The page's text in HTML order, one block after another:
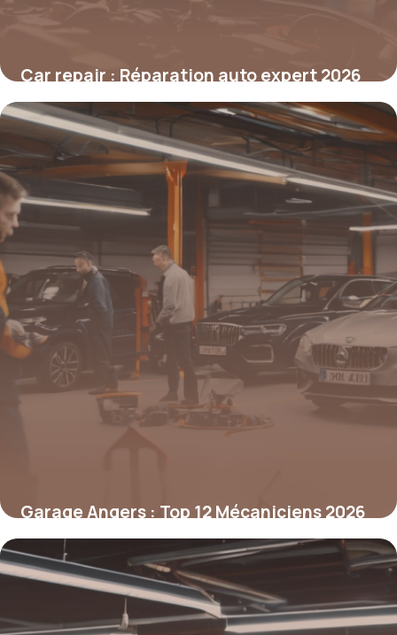
Car repair : Réparation auto expert 2026
7 mai 2026
Garage Angers : Top 12 Mécaniciens 2026
6 mai 2026